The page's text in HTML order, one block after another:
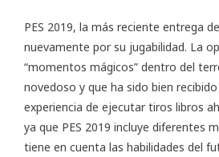
PES 2019, la más reciente entrega
nuevamente por su jugabilidad. La
“momentos mágicos” dentro del
novedoso y que ha sido bien
experiencia de ejecutar tiros libros
ya que PES 2019 incluye diferentes
tiene en cuenta las habilidades del